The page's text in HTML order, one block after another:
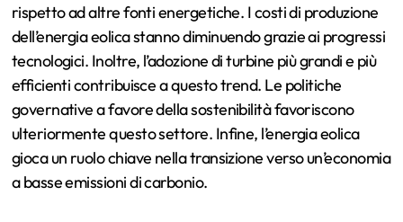
rispetto ad altre fonti energetiche. I costi di produzione
dell’energia eolica stanno diminuendo grazie ai progressi
tecnologici. Inoltre, l’adozione di turbine più grandi e più
efficienti contribuisce a questo trend. Le politiche
governative a favore della sostenibilità favoriscono
ulteriormente questo settore. Infine, l’energia eolica
gioca un ruolo chiave nella transizione verso un’economia
a basse emissioni di carbonio.